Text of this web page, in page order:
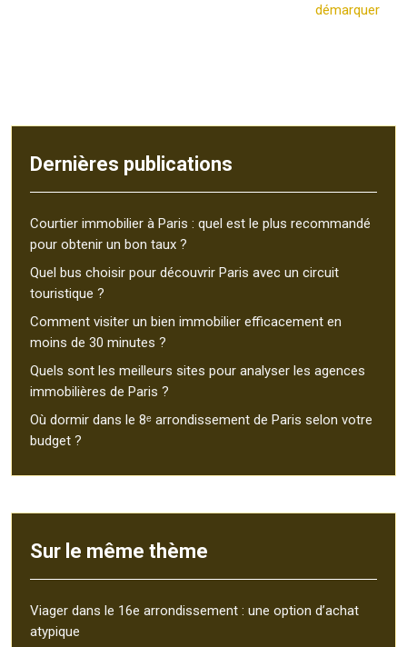
démarquer
Dernières publications
Courtier immobilier à Paris : quel est le plus recommandé
pour obtenir un bon taux ?
Quel bus choisir pour découvrir Paris avec un circuit
touristique ?
Comment visiter un bien immobilier efficacement en
moins de 30 minutes ?
Quels sont les meilleurs sites pour analyser les agences
immobilières de Paris ?
Où dormir dans le 8ᵉ arrondissement de Paris selon votre
budget ?
Sur le même thème
Viager dans le 16e arrondissement : une option d’achat
atypique